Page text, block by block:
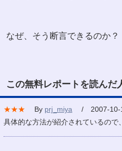
なぜ、そう断言できるのか？
この無料レポートを読んだ
★★★ By prj_miya / 2007-10-
具体的な方法が紹介されているので